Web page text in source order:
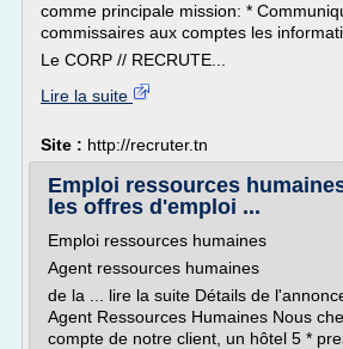
comme principale mission: *
commissaires aux comptes les
Le CORP // RECRUTE...
Lire la suite
Site : http://recruter.tn
Emploi ressources
les offres d'emploi ...
Emploi ressources humaines
Agent ressources humaines
de la ... lire la suite Détails de
Agent Ressources Humaines Nous
compte de notre client, un hôtel 5 *